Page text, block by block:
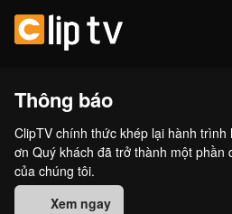
Thông báo
ClipTV chính thức khép lại hành
ơn Quý khách đã trở thành một phần
của chúng tôi.
Xem ngay